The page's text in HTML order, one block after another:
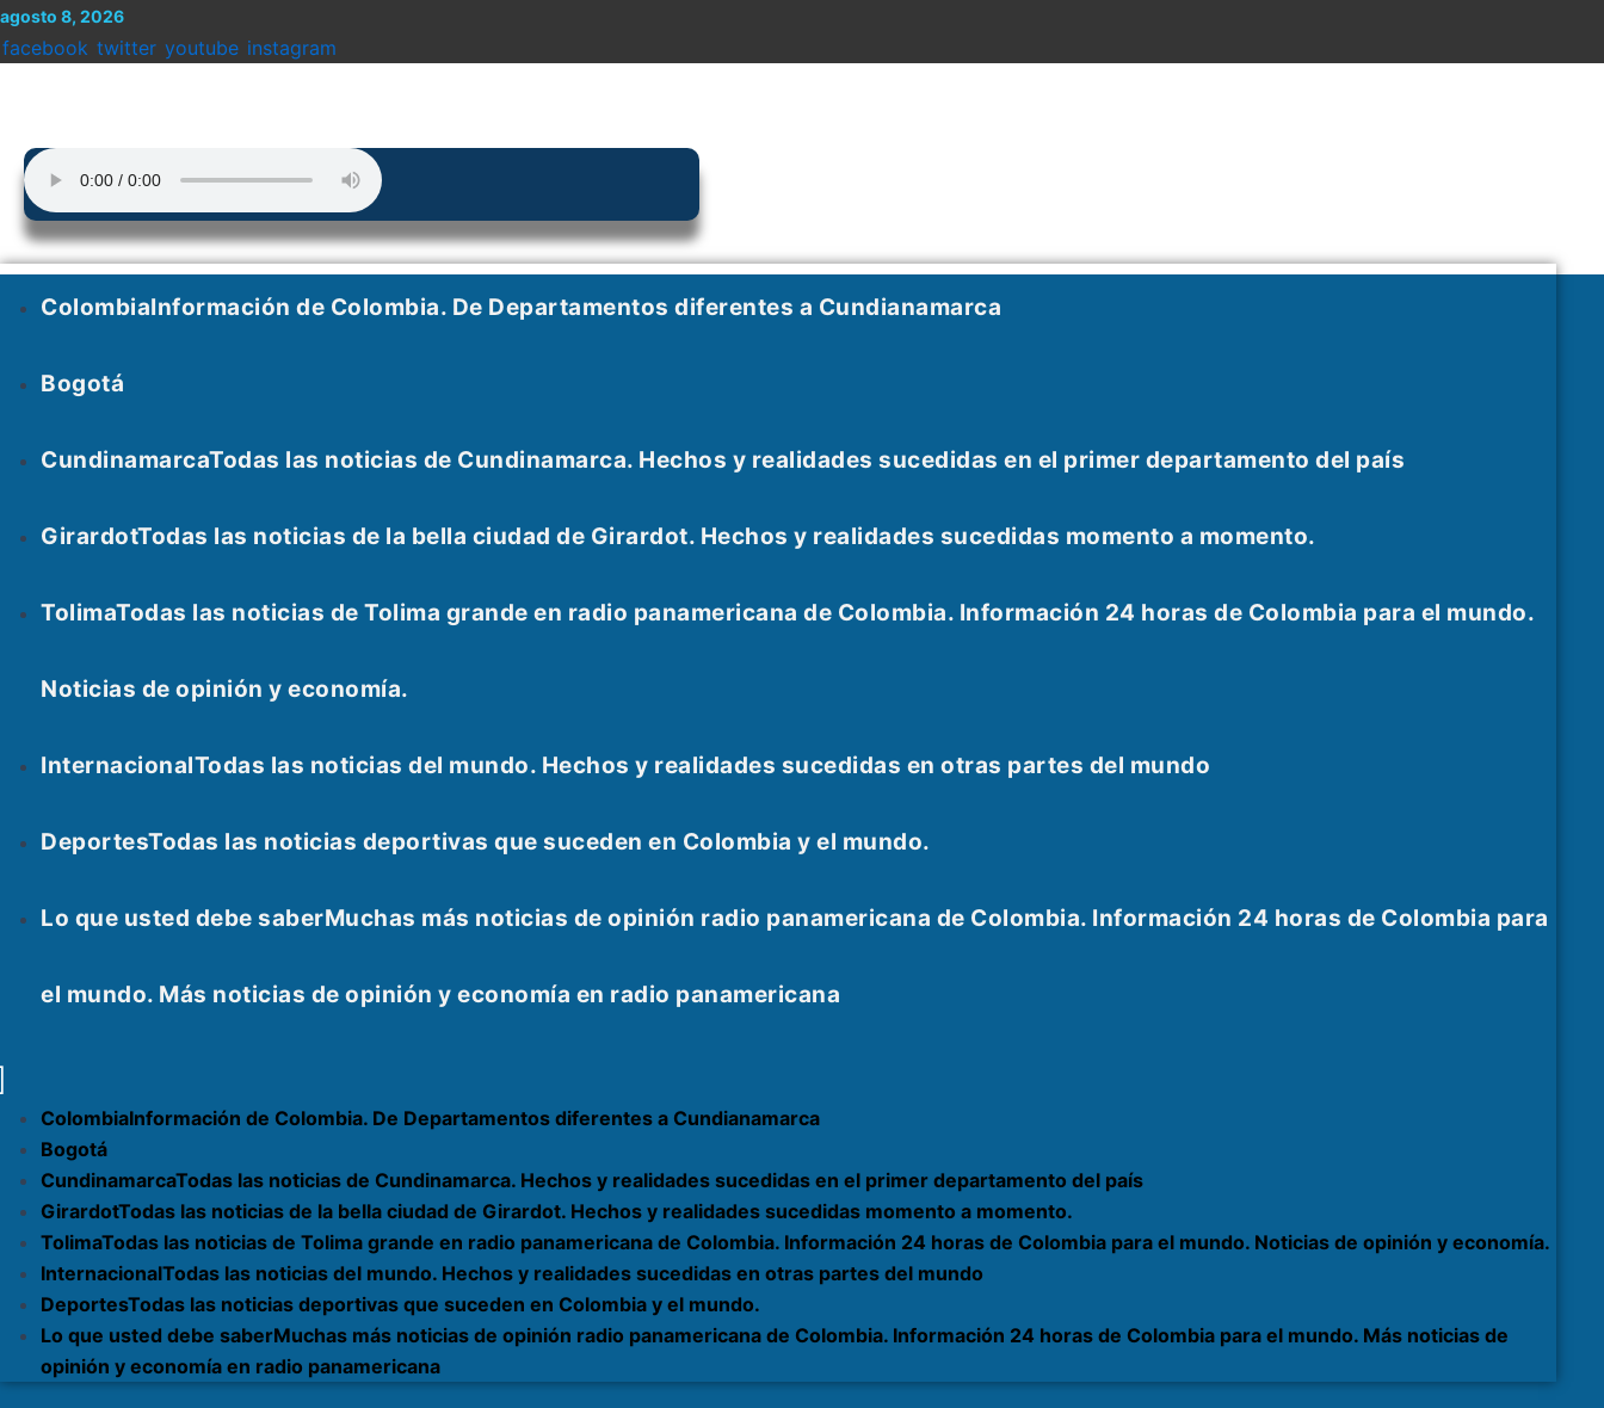
Ir
al
agosto 8, 2026
facebook twitter youtube instagram
ColombiaInformación de Colombia. De Departamentos diferentes a Cundianamarca
Bogotá
CundinamarcaTodas las noticias de Cundinamarca. Hechos y realidades sucedidas en el primer departamento del país
GirardotTodas las noticias de la bella ciudad de Girardot. Hechos y realidades sucedidas momento a momento.
TolimaTodas las noticias de Tolima grande en radio panamericana de Colombia. Información 24 horas de Colombia para el mundo.
Noticias de opinión y economía.
InternacionalTodas las noticias del mundo. Hechos y realidades sucedidas en otras partes del mundo
DeportesTodas las noticias deportivas que suceden en Colombia y el mundo.
Lo que usted debe saberMuchas más noticias de opinión radio panamericana de Colombia. Información 24 horas de Colombia para
el mundo. Más noticias de opinión y economía en radio panamericana
Menu
ColombiaInformación de Colombia. De Departamentos diferentes a Cundianamarca
Bogotá
CundinamarcaTodas las noticias de Cundinamarca. Hechos y realidades sucedidas en el primer departamento del país
GirardotTodas las noticias de la bella ciudad de Girardot. Hechos y realidades sucedidas momento a momento.
TolimaTodas las noticias de Tolima grande en radio panamericana de Colombia. Información 24 horas de Colombia para el mundo. Noticias de opinión y economía.
InternacionalTodas las noticias del mundo. Hechos y realidades sucedidas en otras partes del mundo
DeportesTodas las noticias deportivas que suceden en Colombia y el mundo.
Lo que usted debe saberMuchas más noticias de opinión radio panamericana de Colombia. Información 24 horas de Colombia para el mundo. Más noticias de
opinión y economía en radio panamericana
Enter
Keyword
Search
for:
Search